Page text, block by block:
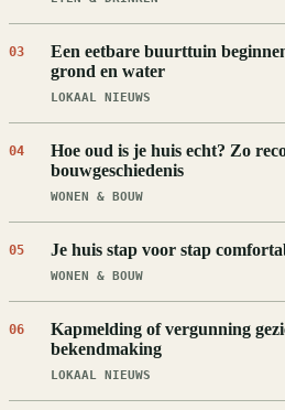
03
Een eetbare buurttuin
grond en water
LOKAAL NIEUWS
04
Hoe oud is je huis echt? Zo
bouwgeschiedenis
WONEN & BOUW
05 Je huis stap voor stap
WONEN & BOUW
06
Kapmelding of vergunning
bekendmaking
LOKAAL NIEUWS